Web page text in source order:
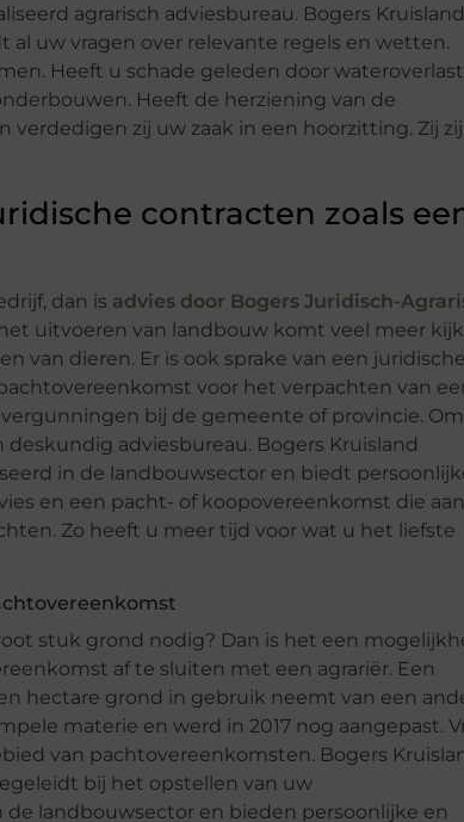
agrarisch adviesbureau. Bogers Kruisland
uw vragen over relevante regels en wetten.
Heeft u schade geleden door
Heeft de herziening van de
zij uw zaak in een hoorzitting. Zij
contracten zoals
dan is advies door Bogers Juridisch-
uitvoeren van landbouw komt veel meer
van dieren. Er is ook sprake van een juridische
voor het verpachten van
bij de gemeente of provincie.
adviesbureau. Bogers Kruisland
in de landbouwsector en biedt
en een pacht- of koopovereenkomst die
Zo heeft u meer tijd voor wat u het liefste
stuk grond nodig? Dan is het een
af te sluiten met een agrariër. Een
hectare grond in gebruik neemt van een
materie en werd in 2017 nog aangepast.
van pachtovereenkomsten. Bogers
bij het opstellen van uw
landbouwsector en bieden persoonlijke en